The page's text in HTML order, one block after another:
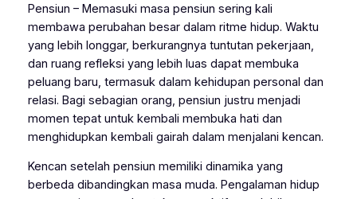
Pensiun – Memasuki masa pensiun sering kali
membawa perubahan besar dalam ritme hidup. Waktu
yang lebih longgar, berkurangnya tuntutan pekerjaan,
dan ruang refleksi yang lebih luas dapat membuka
peluang baru, termasuk dalam kehidupan personal dan
relasi. Bagi sebagian orang, pensiun justru menjadi
momen tepat untuk kembali membuka hati dan
menghidupkan kembali gairah dalam menjalani kencan.
Kencan setelah pensiun memiliki dinamika yang
berbeda dibandingkan masa muda. Pengalaman hidup